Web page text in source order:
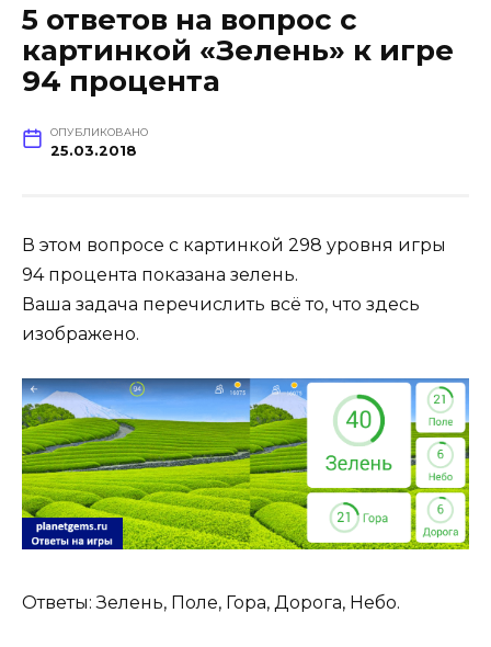
5 ответов на вопрос с
картинкой «Зелень» к игре
94 процента
ОПУБЛИКОВАНО
25.03.2018
В этом вопросе с картинкой 298 уровня игры
94 процента показана зелень.
Ваша задача перечислить всё то, что здесь
изображено.
Ответы: Зелень, Поле, Гора, Дорога, Небо.